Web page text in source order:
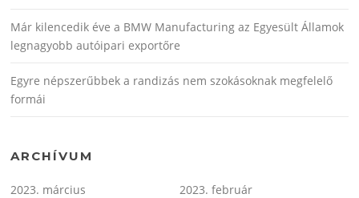
Már kilencedik éve a BMW Manufacturing az Egyesült Államok
legnagyobb autóipari exportőre
Egyre népszerűbbek a randizás nem szokásoknak megfelelő
formái
ARCHÍVUM
2023. március
2023. február